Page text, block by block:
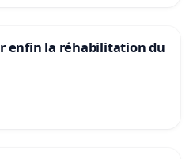
enfin la réhabilitation du